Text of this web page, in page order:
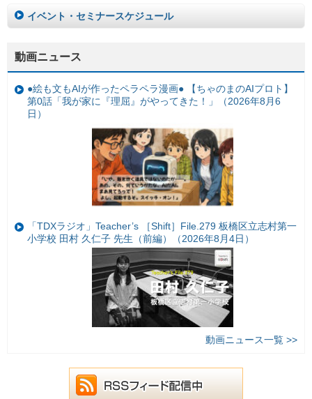
イベント・セミナースケジュール
動画ニュース
●絵も文もAIが作ったペラペラ漫画● 【ちゃのまのAIプロト】
第0話「我が家に『理屈』がやってきた！」（2026年8月6
日）
「TDXラジオ」Teacher’s ［Shift］File.279 板橋区立志村第一
小学校 田村 久仁子 先生（前編）（2026年8月4日）
動画ニュース一覧 >>